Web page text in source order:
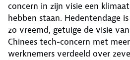
concern in zijn visie een
hebben staan. Hedentendage
zo vreemd, getuige de visie
Chinees tech-concern met
werknemers verdeeld over